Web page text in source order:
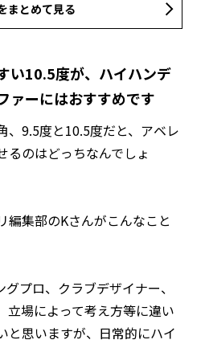
まとめて見る
い10.5度が、ハイハンデ
ァーにはおすすめです
、9.5度と10.5度だと、アベレ
るのはどっちなんでしょ
編集部のKさんがこんなこと
プロ、クラブデザイナー、
立場によって考え方等に違い
と思いますが、日常的にハイ